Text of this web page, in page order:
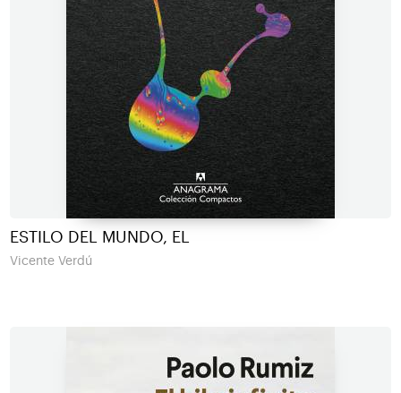
ESTILO DEL MUNDO, EL
Vicente Verdú